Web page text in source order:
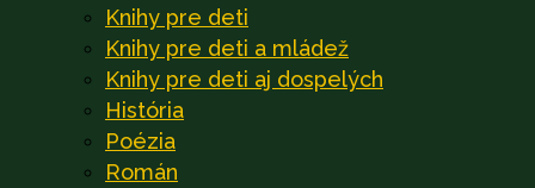
Knihy pre deti
Knihy pre deti a mládež
Knihy pre deti aj dospelých
História
Poézia
Román